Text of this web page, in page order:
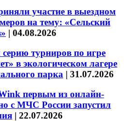
участие в выездном
на тему: «Сельский
| 04.08.2026
серию турниров по игре
в экологическом лагере
парка | 31.07.2026
первым из онлайн-
с МЧС России запустил
| 22.07.2026